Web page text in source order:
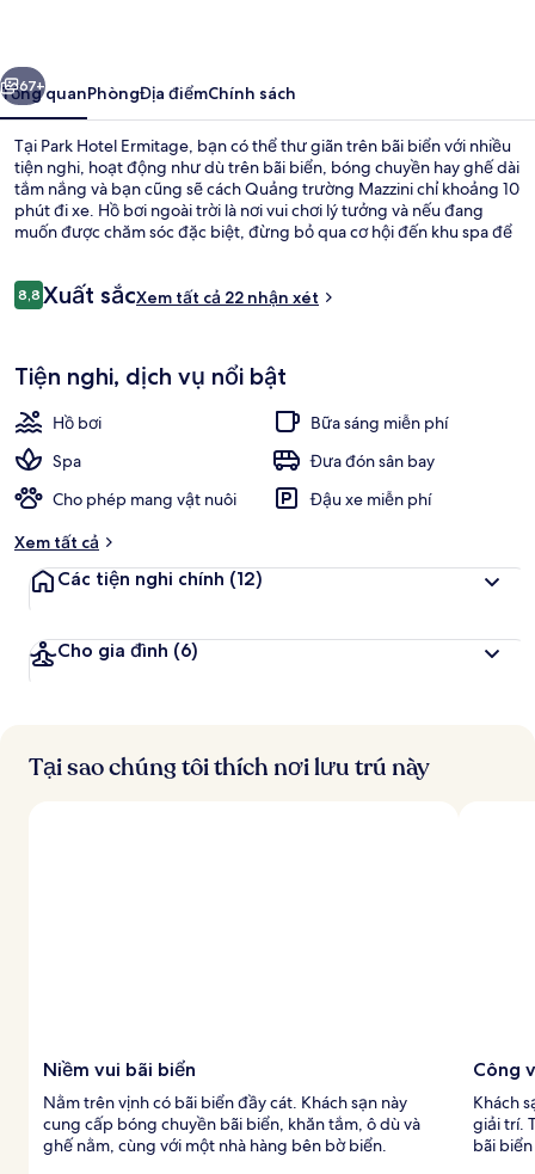
Tiếp
67+
Tổng quanPhòngĐịa điểmChính sách
Tại Park Hotel Ermitage, bạn có thể thư giãn trên bãi biển với nhiều
tiện nghi, hoạt động như dù trên bãi biển, bóng chuyền hay ghế dài
tắm nắng và bạn cũng sẽ cách Quảng trường Mazzini chỉ khoảng 10
phút đi xe. Hồ bơi ngoài trời là nơi vui chơi lý tưởng và nếu đang
muốn được chăm sóc đặc biệt, đừng bỏ qua cơ hội đến khu spa để
quốc tế và phục vụ bữa trưa cùng bữa tối. Quán bar cạnh hồ bơi,
Nhận
xét
8,88,8 trên 10,
Xuất sắcXem tất cả 22 nhận xét
Tiện nghi, dịch vụ nổi bật
Hồ bơi
Bữa sáng miễn phí
Spa
Đưa đón sân bay
Cho phép mang vật nuôi
Đậu xe miễn phí
Xem tất cả
Các tiện nghi chính (12)
Cho gia đình (6)
Tại sao chúng tôi thích nơi lưu trú này
Niềm vui bãi biển
Nằm trên vịnh có bãi biển đầy cát. Khách sạn này
cung cấp bóng chuyền bãi biển, khăn tắm, ô dù và
ghế nằm, cùng với một nhà hàng bên bờ biển.
Công
Khách
giải trí.
bãi